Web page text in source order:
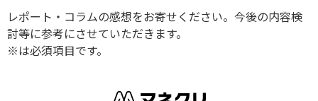
レポート・コラムの感想をお寄せください。今後の内容検
討等に参考にさせていただきます。
※は必須項目です。